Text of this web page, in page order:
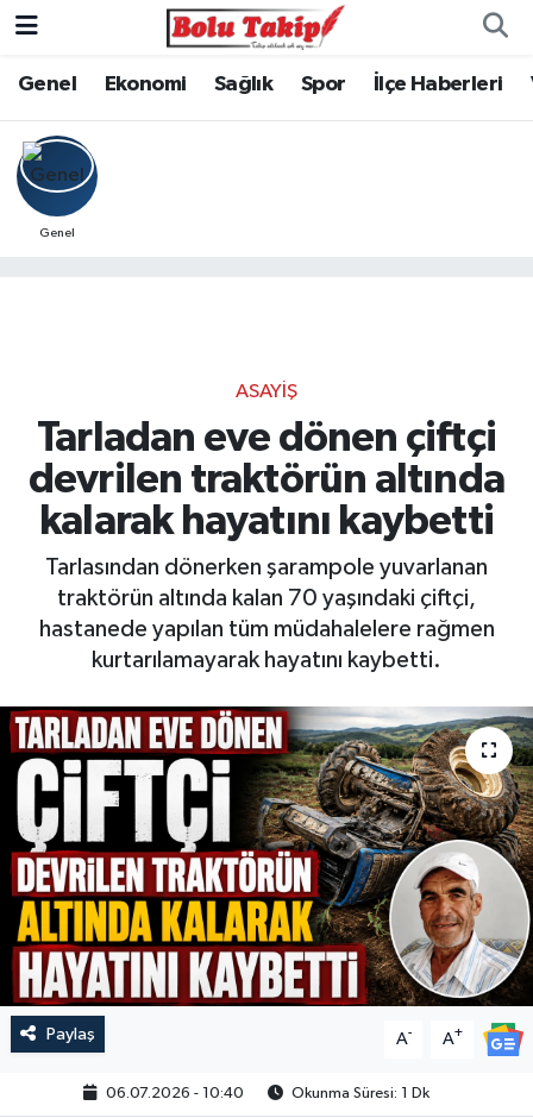
Genel Ekonomi Sağlık Spor İlçe Haberleri
Genel
ASAYIŞ
Tarladan eve dönen çiftçi
devrilen traktörün altında
kalarak hayatını kaybetti
Tarlasından dönerken şarampole yuvarlanan
traktörün altında kalan 70 yaşındaki çiftçi,
hastanede yapılan tüm müdahalelere rağmen
kurtarılamayarak hayatını kaybetti.
Paylaş A- A+
06.07.2026 - 10:40 Okunma Süresi: 1 Dk